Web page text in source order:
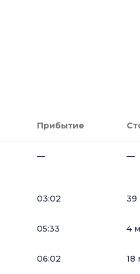
Прибытие
— —
03:02 39
05:33 4 м
06:02 18